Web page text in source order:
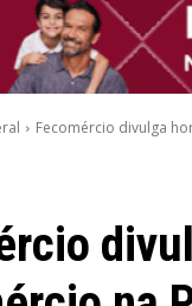
Fecomércio divulga